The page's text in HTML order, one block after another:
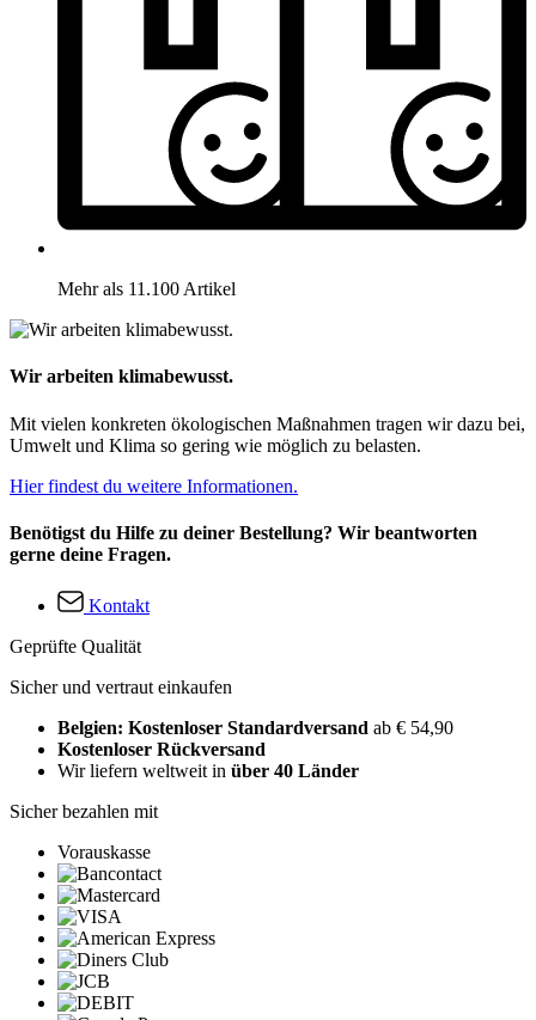
Mehr als 11.100 Artikel
Wir arbeiten klimabewusst.
Mit vielen konkreten ökologischen Maßnahmen tragen wir dazu bei,
Umwelt und Klima so gering wie möglich zu belasten.
Hier findest du weitere Informationen.
Benötigst du Hilfe zu deiner Bestellung? Wir beantworten
gerne deine Fragen.
Kontakt
Geprüfte Qualität
Sicher und vertraut einkaufen
Belgien: Kostenloser Standardversand ab € 54,90
Kostenloser Rückversand
Wir liefern weltweit in über 40 Länder
Sicher bezahlen mit
Vorauskasse